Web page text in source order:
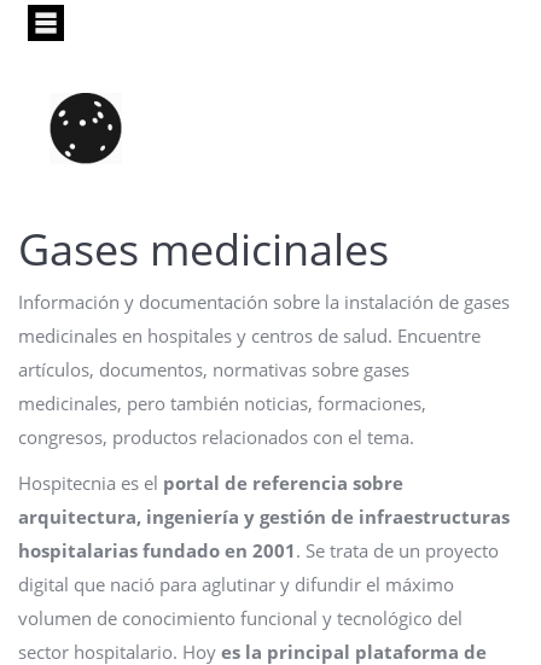
Pasar
principal
Gases medicinales
Información y documentación sobre la instalación de gases
medicinales en hospitales y centros de salud. Encuentre
artículos, documentos, normativas sobre gases
medicinales, pero también noticias, formaciones,
congresos, productos relacionados con el tema.
Hospitecnia es el portal de referencia sobre
arquitectura, ingeniería y gestión de infraestructuras
hospitalarias fundado en 2001. Se trata de un proyecto
digital que nació para aglutinar y difundir el máximo
volumen de conocimiento funcional y tecnológico del
sector hospitalario. Hoy es la principal plataforma de